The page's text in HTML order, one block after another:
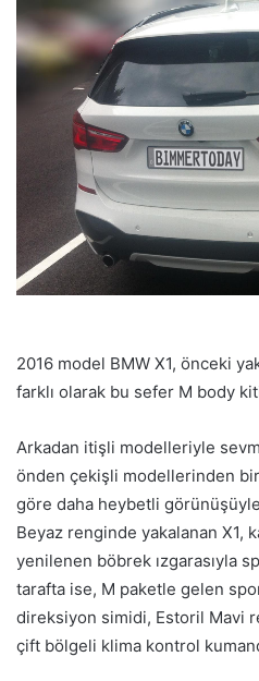
2016 model BMW X1, önceki
farklı olarak bu sefer M body
Arkadan itişli modelleriyle
önden çekişli modellerinden
göre daha heybetli
Beyaz renginde yakalanan X1,
yenilenen böbrek ızgarasıyla
tarafta ise, M paketle gelen
direksiyon simidi, Estoril Mavi
çift bölgeli klima kontrol